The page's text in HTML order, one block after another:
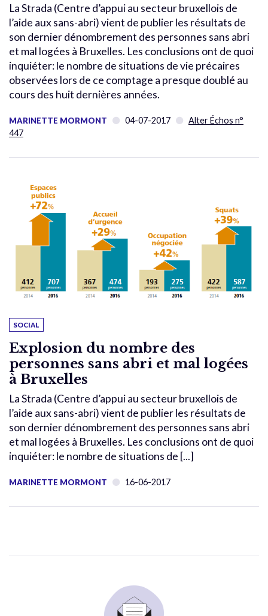
La Strada (Centre d’appui au secteur bruxellois de
l’aide aux sans-abri) vient de publier les résultats de
son dernier dénombrement des personnes sans abri
et mal logées à Bruxelles. Les conclusions ont de quoi
inquiéter: le nombre de situations de vie précaires
observées lors de ce comptage a presque doublé au
cours des huit dernières années.
MARINETTE MORMONT 04-07-2017
Alter Échos n°
447
SOCIAL
Explosion du nombre des
personnes sans abri et mal logées
à Bruxelles
La Strada (Centre d’appui au secteur bruxellois de
l’aide aux sans-abri) vient de publier les résultats de
son dernier dénombrement des personnes sans abri
et mal logées à Bruxelles. Les conclusions ont de quoi
inquiéter: le nombre de situations de [...]
MARINETTE MORMONT 16-06-2017